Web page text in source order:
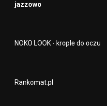
jazzowo
NOKO LOOK - krople do oczu
Rankomat.pl